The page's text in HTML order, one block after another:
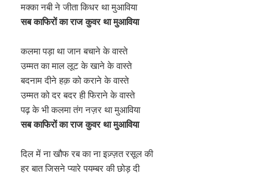
मक्का नबी ने जीता किधर था मुआविया
सब काफिरों का राज कुवर था मुआविया
कलमा पड़ा था जान बचाने के वास्ते
उम्मत का माल लूट के खाने के वास्ते
बदनाम दीने हक़ को कराने के वास्ते
उम्मत को दर बदर ही फिराने के वास्ते
पढ़ के भी कलमा तंग नज़र था मुआविया
सब काफिरों का राज कुवर था मुआविया
दिल में ना खौफ रब का ना इज़्ज़त रसूल की
हर बात जिसने प्यारे पयम्बर की छोड़ दी